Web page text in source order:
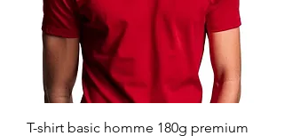
T-shirt basic homme 180g premium